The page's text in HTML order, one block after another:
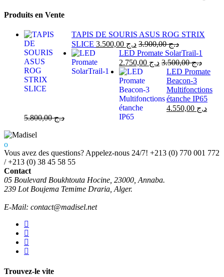
Produits en Vente
TAPIS DE SOURIS ASUS ROG STRIX
SLICE
د.ج د.ج3.900,00
LED Promate SolarTrail-1
د.ج
د.ج3.500,00
LED Promate
Beacon-3
Multifonctions
étanche IP65
د.ج
د.ج5.800,00
Vous avez des questions? Appelez-nous 24/7! +213 (0) 770 001 772
/ +213 (0) 38 45 58 55
Contact
05 Boulevard Boukhtouta Hocine, 23000, Annaba.
239 Lot Boujema Temime Draria, Alger.
E-Mail: contact@madisel.net
Trouvez-le vite